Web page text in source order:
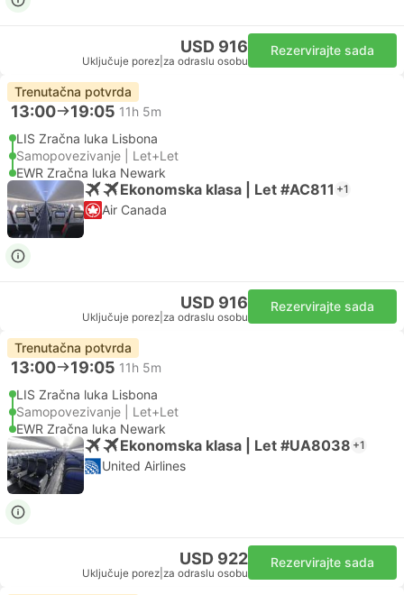
USD 916
Uključuje porez za odraslu osobu
Rezervirajte sada
Trenutačna potvrda
13:00 19:05 11h 5m
LIS Zračna luka Lisbona
Samopovezivanje | Let+Let
EWR Zračna luka Newark
Ekonomska klasa | Let #AC811 +1
Air Canada
USD 916
Uključuje porez za odraslu osobu
Rezervirajte sada
Trenutačna potvrda
13:00 19:05 11h 5m
LIS Zračna luka Lisbona
Samopovezivanje | Let+Let
EWR Zračna luka Newark
Ekonomska klasa | Let #UA8038 +1
United Airlines
USD 922
Uključuje porez za odraslu osobu
Rezervirajte sada